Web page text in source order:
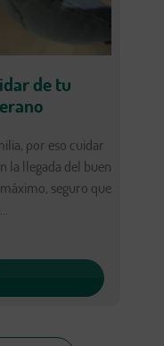
de tu
por eso cuidar
la llegada del buen
seguro que